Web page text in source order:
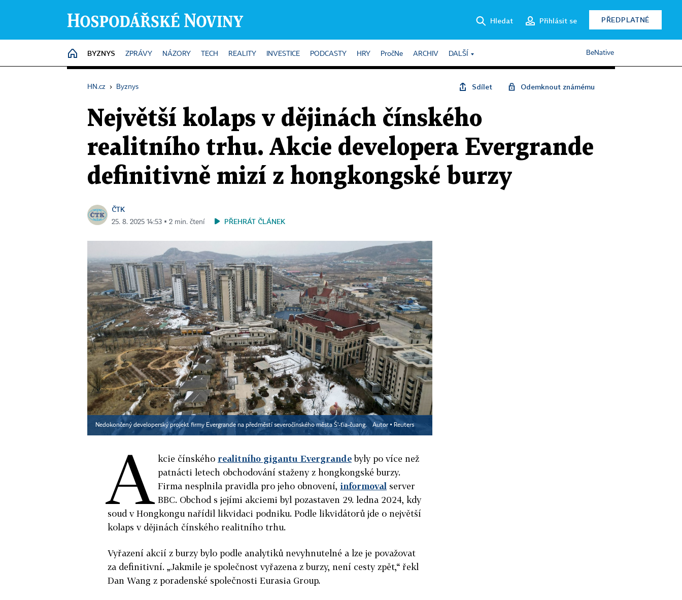
Hledat Přihlásit se PŘEDPLATNÉ
HOME
BYZNYS ZPRÁVY NÁZORY TECH REALITY INVESTICE PODCASTY HRY PročNe ARCHIV DALŠÍ BeNative
HN.cz › Byznys Sdílet Odemknout známému
Největší kolaps v dějinách čínského
realitního trhu. Akcie developera Evergrande
definitivně mizí z hongkongské burzy
ČTK
25. 8. 2025 14:53 ▪ 2 min. čtení PŘEHRÁT ČLÁNEK
Nedokončený developerský projekt firmy Evergrande na předměstí severočínského města Š'-ťia-čuang. Autor ▪ Reuters
A kcie čínského realitního gigantu Evergrandebyly po více než
patnácti letech obchodování staženy z hongkongské burzy.
Firma nesplnila pravidla pro jeho obnovení, informoval server
BBC. Obchod s jejími akciemi byl pozastaven 29. ledna 2024, kdy
soud v Hongkongu nařídil likvidaci podniku. Podle likvidátorů jde o největší
kolaps v dějinách čínského realitního trhu.
Vyřazení akcií z burzy bylo podle analytiků nevyhnutelné a lze je považovat
za definitivní. „Jakmile je společnost vyřazena z burzy, není cesty zpět,“ řekl
Dan Wang z poradenské společnosti Eurasia Group.